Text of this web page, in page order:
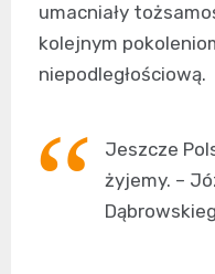
umacniały
kolejnym
niepodległościową.
Jeszcze
żyjemy. –